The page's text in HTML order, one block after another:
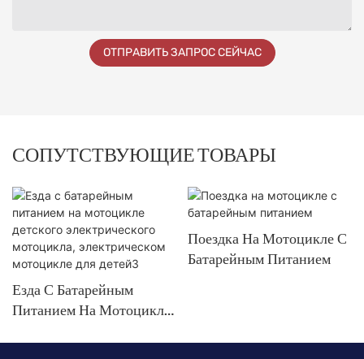
ОТПРАВИТЬ ЗАПРОС СЕЙЧАС
СОПУТСТВУЮЩИЕ ТОВАРЫ
Езда С Батарейным
Питанием На Мотоцикле
Поездка На Мотоцикле С
Батарейным Питанием